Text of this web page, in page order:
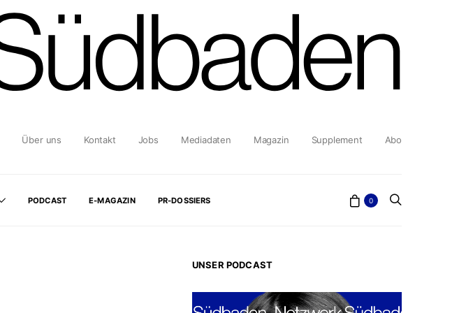
Über uns Kontakt Jobs Mediadaten Magazin Supplement Abo
PODCAST E-MAGAZIN PR-DOSSIERS 0
UNSER PODCAST